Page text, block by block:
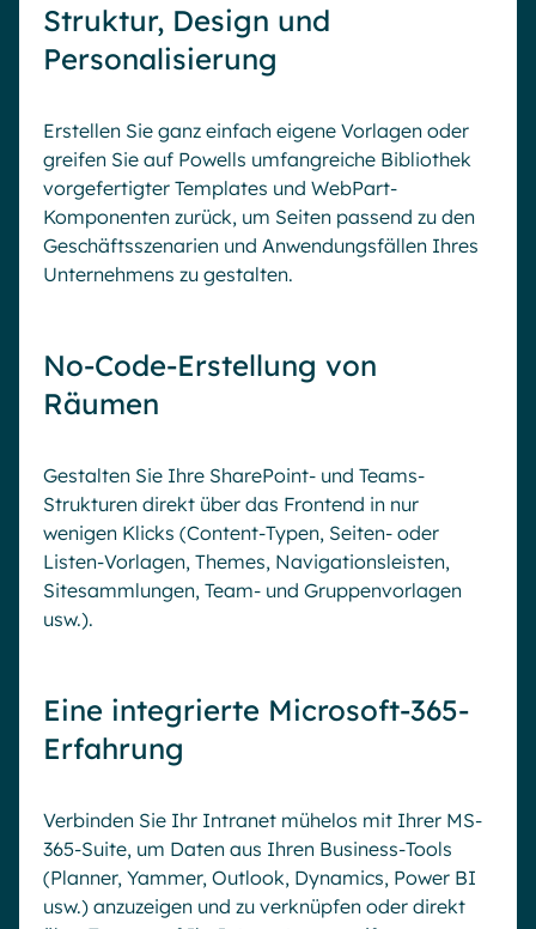
Struktur, Design und
Personalisierung
Erstellen Sie ganz einfach eigene Vorlagen oder
greifen Sie auf Powells umfangreiche Bibliothek
vorgefertigter Templates und WebPart-
Komponenten zurück, um Seiten passend zu den
Geschäftsszenarien und Anwendungsfällen Ihres
Unternehmens zu gestalten.
No-Code-Erstellung von
Räumen
Gestalten Sie Ihre SharePoint- und Teams-
Strukturen direkt über das Frontend in nur
wenigen Klicks (Content-Typen, Seiten- oder
Listen-Vorlagen, Themes, Navigationsleisten,
Sitesammlungen, Team- und Gruppenvorlagen
usw.).
Eine integrierte Microsoft-365-
Erfahrung
Verbinden Sie Ihr Intranet mühelos mit Ihrer MS-
365-Suite, um Daten aus Ihren Business-Tools
(Planner, Yammer, Outlook, Dynamics, Power BI
usw.) anzuzeigen und zu verknüpfen oder direkt